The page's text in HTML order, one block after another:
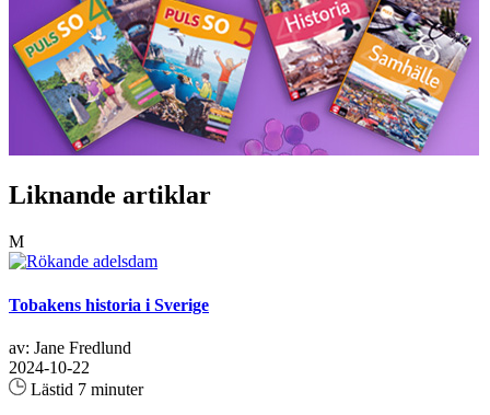
Liknande artiklar
M
Tobakens historia i Sverige
av: Jane Fredlund
2024-10-22
Lästid 7 minuter